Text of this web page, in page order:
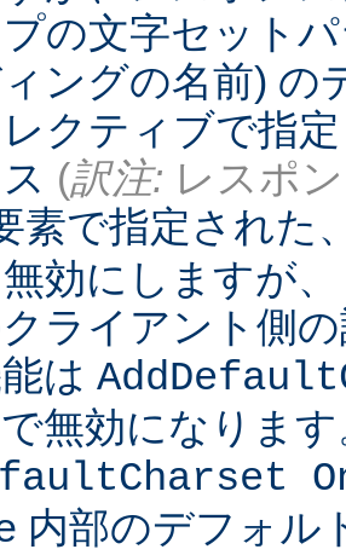
の文字セット
ングの名前) の
クティブで指
(訳注: レスポ
素で指定された
効にしますが
ライアント側
は
無効になりま
内部のデフォル